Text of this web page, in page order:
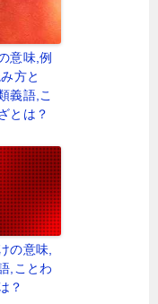
意味,例
方と
義語,こ
とは？
の意味,
,ことわ
？